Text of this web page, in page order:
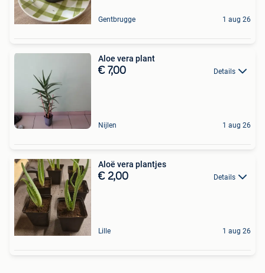
Gentbrugge 1 aug 26
Aloe vera plant
€ 7,00 Details
Nijlen 1 aug 26
Aloë vera plantjes
€ 2,00 Details
Lille 1 aug 26